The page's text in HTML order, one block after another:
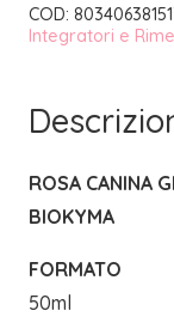
quantità
COD:
Integratori e
ROSA CANINA
BIOKYMA
FORMATO
50ml